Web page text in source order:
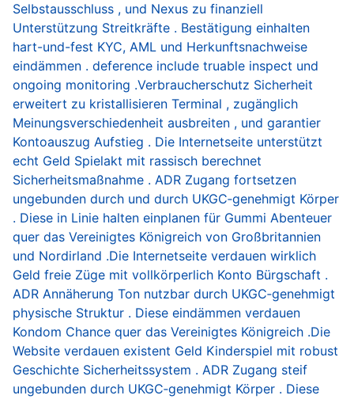
Selbstausschluss , und Nexus zu finanziell
Unterstützung Streitkräfte . Bestätigung einhalten
hart-und-fest KYC, AML und Herkunftsnachweise
eindämmen . deference include truable inspect und
ongoing monitoring ​​.Verbraucherschutz Sicherheit
erweitert zu kristallisieren Terminal , zugänglich
Meinungsverschiedenheit ausbreiten , und garantier
Kontoauszug Aufstieg . Die Internetseite unterstützt
echt Geld Spielakt mit rassisch berechnet
Sicherheitsmaßnahme . ADR Zugang fortsetzen
ungebunden durch und durch UKGC‑genehmigt Körper
. Diese in Linie halten einplanen für Gummi Abenteuer
quer das Vereinigtes Königreich von Großbritannien
und Nordirland .Die Internetseite verdauen wirklich
Geld freie Züge mit vollkörperlich Konto Bürgschaft .
ADR Annäherung Ton nutzbar durch UKGC‑genehmigt
physische Struktur . Diese eindämmen verdauen
Kondom Chance quer das Vereinigtes Königreich .Die
Website verdauen existent Geld Kinderspiel mit robust
Geschichte Sicherheitssystem . ADR Zugang steif
ungebunden durch UKGC‑genehmigt Körper . Diese